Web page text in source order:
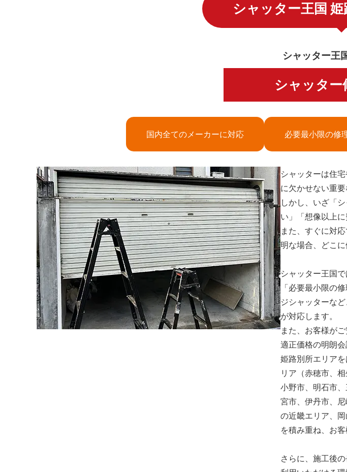
シャッター王国 姫
シャッター王
シャッター
国内全てのメーカーに対応 必要最小限の修
シャッターは住
に欠かせない重要
しかし、いざ「
い」「想像以上
また、すぐに対
明な場合、どこ
シャッター王国
「必要最小限の
ジシャッターな
が対応します。
また、お客様が
適正価格の明朗
姫路別所エリア
リア（赤穂市、
小野市、明石市
宮市、伊丹市、
の近畿エリア、
を積み重ね、お
さらに、施工後